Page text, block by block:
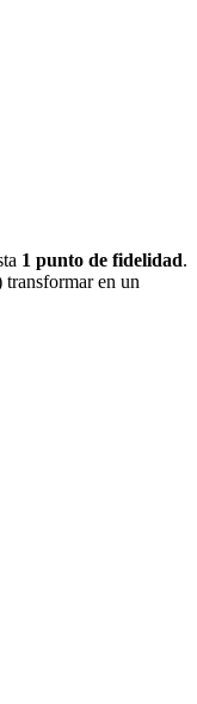
1 punto de fidelidad.
transformar en un